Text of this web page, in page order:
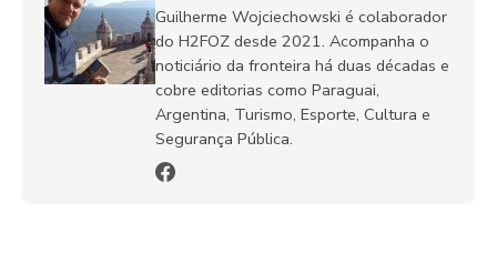
Guilherme Wojciechowski é colaborador
do H2FOZ desde 2021. Acompanha o
noticiário da fronteira há duas décadas e
cobre editorias como Paraguai,
Argentina, Turismo, Esporte, Cultura e
Segurança Pública.